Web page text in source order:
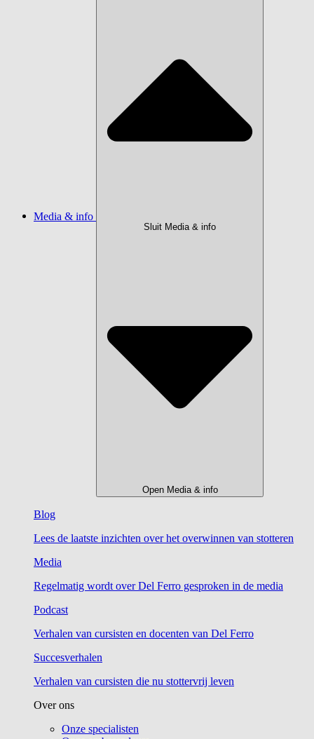
Media & info
Sluit Media & info
Open Media & info
Blog
Lees de laatste inzichten over het overwinnen van stotteren
Media
Regelmatig wordt over Del Ferro gesproken in de media
Podcast
Verhalen van cursisten en docenten van Del Ferro
Succesverhalen
Verhalen van cursisten die nu stottervrij leven
Over ons
Onze specialisten